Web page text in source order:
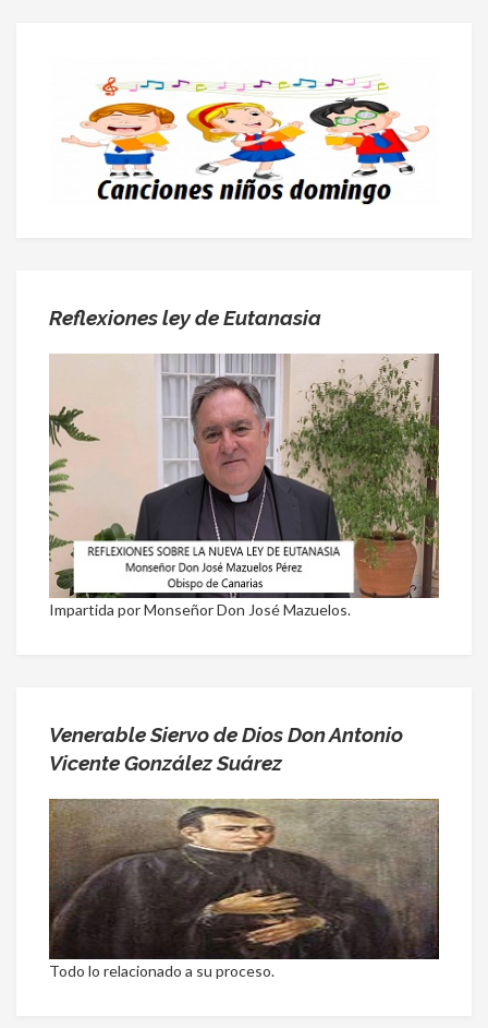
Reflexiones ley de Eutanasia
Impartida por Monseñor Don José Mazuelos.
Venerable Siervo de Dios Don Antonio
Vicente González Suárez
Todo lo relacionado a su proceso.